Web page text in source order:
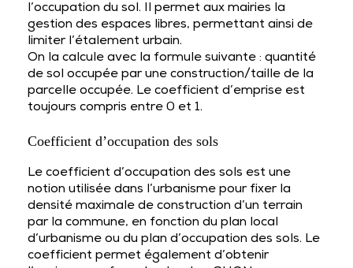
l’occupation du sol. Il permet aux mairies la
gestion des espaces libres, permettant ainsi de
limiter l’étalement urbain.
On la calcule avec la formule suivante : quantité
de sol occupée par une construction/taille de la
parcelle occupée. Le coefficient d’emprise est
toujours compris entre 0 et 1.
Coefficient d’occupation des sols
Le coefficient d’occupation des sols est une
notion utilisée dans l’urbanisme pour fixer la
densité maximale de construction d’un terrain
par la commune, en fonction du plan local
d’urbanisme ou du plan d’occupation des sols. Le
coefficient permet également d’obtenir